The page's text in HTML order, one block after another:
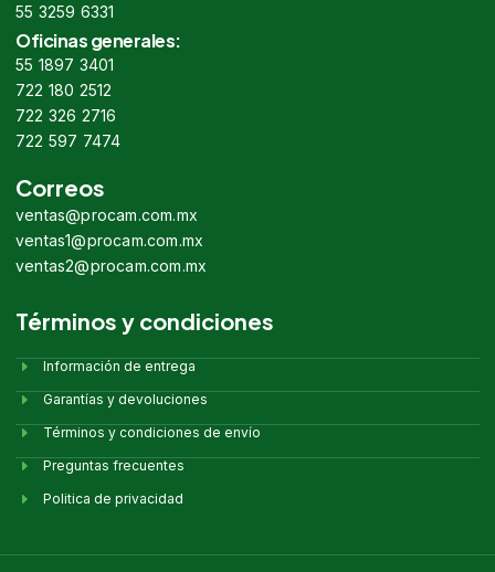
55 3259 6331
Oficinas generales:
55 1897 3401
722 180 2512
722 326 2716
722 597 7474
Correos
ventas@procam.com.mx
ventas1@procam.com.mx
ventas2@procam.com.mx
Términos y condiciones
Información de entrega
Garantías y devoluciones
Términos y condiciones de envío
Preguntas frecuentes
Politica de privacidad